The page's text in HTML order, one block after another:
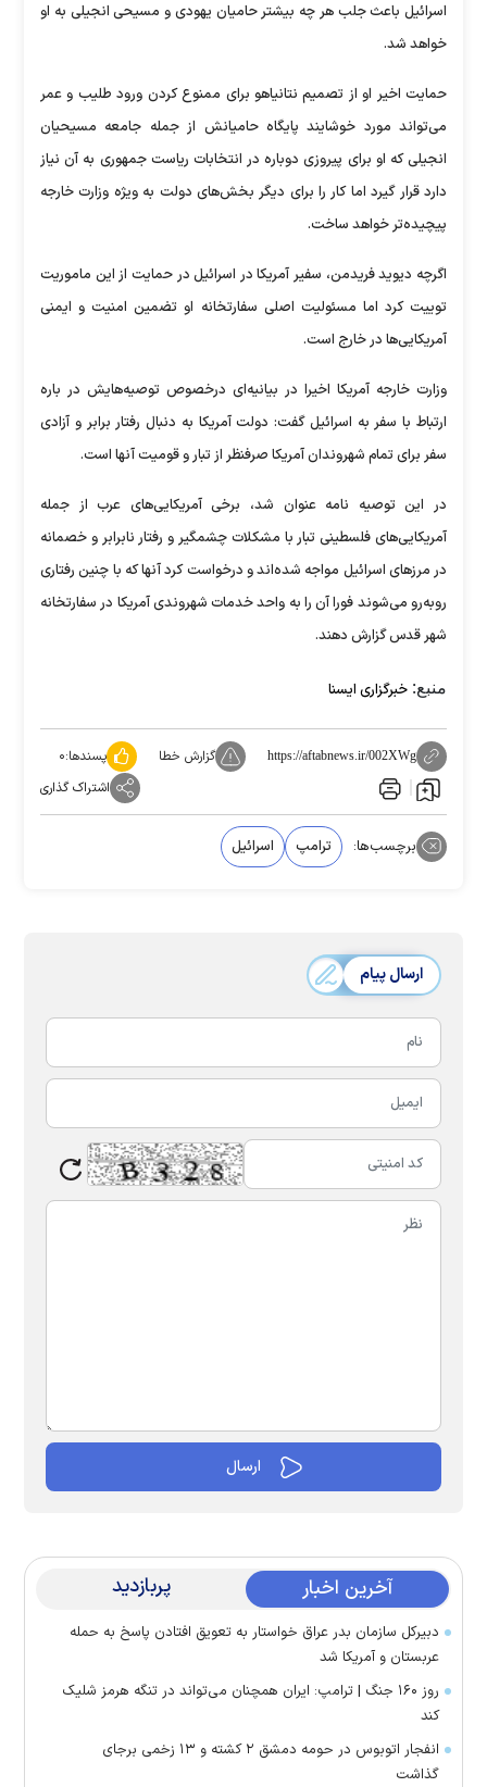
اسرائیل باعث جلب هر چه بیشتر حامیان یهودی و مسیحی انجیلی به او
خواهد شد.
حمایت اخیر او از تصمیم نتانیاهو برای ممنوع کردن ورود طلیب و عمر
می‌تواند مورد خوشایند پایگاه حامیانش از جمله جامعه مسیحیان
انجیلی که او برای پیروزی دوباره در انتخابات ریاست جمهوری به آن نیاز
دارد قرار گیرد اما کار را برای دیگر بخش‌های دولت به ویژه وزارت خارجه
پیچیده‌تر خواهد ساخت.
اگرچه دیوید فریدمن، سفیر آمریکا در اسرائیل در حمایت از این ماموریت
توییت کرد اما مسئولیت اصلی سفارتخانه او تضمین امنیت و ایمنی
آمریکایی‌ها در خارج است.
وزارت خارجه آمریکا اخیرا در بیانیه‌ای درخصوص توصیه‌هایش در باره
ارتباط با سفر به اسرائیل گفت: دولت آمریکا به دنبال رفتار برابر و آزادی
سفر برای تمام شهروندان آمریکا صرفنظر از تبار و قومیت آنها است.
در این توصیه نامه عنوان شد، برخی آمریکایی‌های عرب از جمله
آمریکایی‌های فلسطینی تبار با مشکلات چشمگیر و رفتار نابرابر و خصمانه
در مرزهای اسرائیل مواجه شده‌اند و درخواست کرد آنها که با چنین رفتاری
روبه‌رو می‌شوند فورا آن را به واحد خدمات شهروندی آمریکا در سفارتخانه
شهر قدس گزارش دهند.
منبع: خبرگزاری ایسنا
https://aftabnews.ir/002XWg گزارش خطا پسندها:۰
اشتراک گذاری
برچسب‌ها: ترامپ اسرائیل
ارسال پیام
آخرین اخبار پربازدید
دبیرکل سازمان بدر عراق خواستار به تعویق افتادن پاسخ به حمله
عربستان و آمریکا شد
روز ۱۶۰ جنگ | ترامپ: ایران همچنان می‌تواند در تنگه هرمز شلیک
کند
انفجار اتوبوس در حومه دمشق ۲ کشته و ۱۳ زخمی برجای
گذاشت